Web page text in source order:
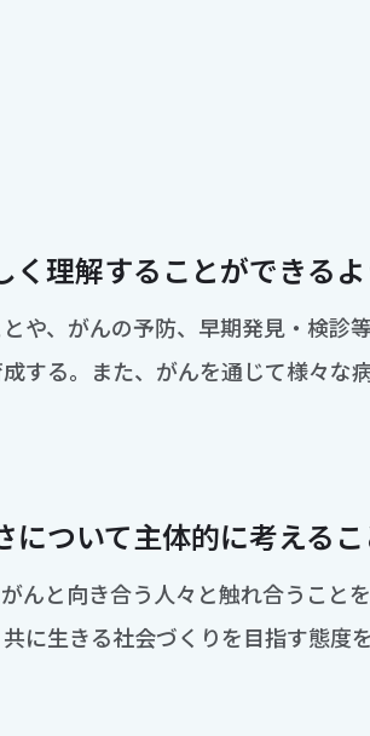
く理解することができる
や、がんの予防、早期発見・検診
する。また、がんを通じて様々な
について主体的に考える
んと向き合う人々と触れ合うこと
に生きる社会づくりを目指す態度を